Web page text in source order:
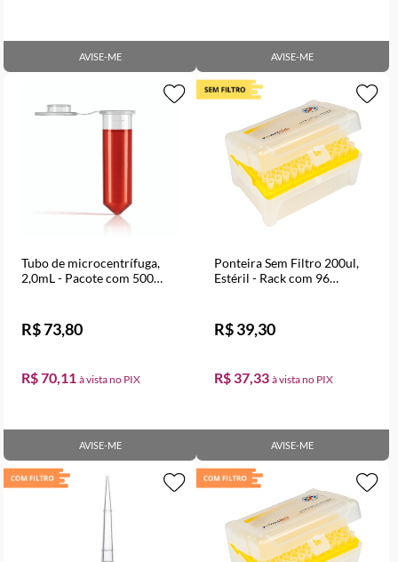
AVISE-ME AVISE-ME
Tubo de microcentrífuga,
2,0mL - Pacote com 500
R$ 70,11
R$ 73,80
AVISE-ME
Ponteira Sem Filtro 200ul,
Estéril - Rack com 96
R$ 37,33
R$ 39,30
AVISE-ME